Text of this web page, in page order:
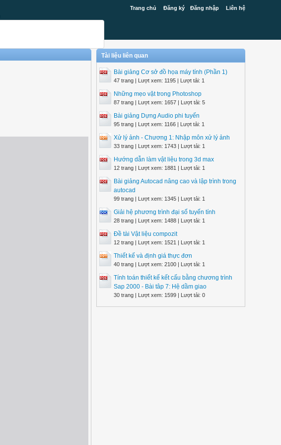
Trang chủ Đăng ký Đăng nhập Liên hệ
Tài liệu liên quan
Bài giảng Cơ sở đồ họa máy tính (Phần 1)
47 trang | Lượt xem: 1195 | Lượt tải: 1
Những mẹo vặt trong Photoshop
87 trang | Lượt xem: 1657 | Lượt tải: 5
Bài giảng Dựng Audio phi tuyến
95 trang | Lượt xem: 1166 | Lượt tải: 1
Xử lý ảnh - Chương 1: Nhập môn xử lý ảnh
33 trang | Lượt xem: 1743 | Lượt tải: 1
Hướng dẫn làm vật liệu trong 3d max
12 trang | Lượt xem: 1881 | Lượt tải: 1
Bài giảng Autocad nâng cao và lập trình trong
autocad
99 trang | Lượt xem: 1345 | Lượt tải: 1
Giải hệ phương trình đại số tuyến tính
28 trang | Lượt xem: 1488 | Lượt tải: 1
Đề tài Vật liệu compozit
12 trang | Lượt xem: 1521 | Lượt tải: 1
Thiết kế và định giá thực đơn
40 trang | Lượt xem: 2100 | Lượt tải: 1
Tính toán thiết kế kết cấu bằng chương trình
Sap 2000 - Bài tâp 7: Hệ dầm giao
30 trang | Lượt xem: 1599 | Lượt tải: 0